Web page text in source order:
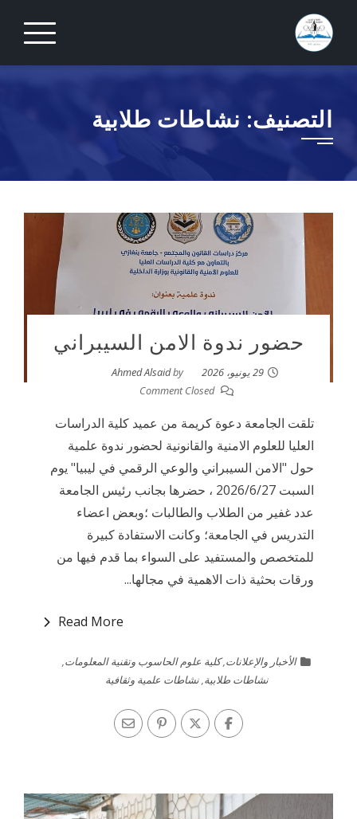
content
التصنيف: نشاطات طلابية
حضور ندوة الامن السيبراني
29 يونيو، 2026 by
Ahmed Alsaid
Comment Closed
تلقت الجامعة دعوة كريمة من عميد كلية الدراسات
العليا للعلوم الامنية والقانونية لحضور ندوة علمية
حول "الامن السيبراني والوعي الرقمي في ليبيا" يوم
السبت 2026/6/27 ، حضرها بجانب رئيس الجامعة
عدد غفير من الطلاب والطالبات ؛وبعض اعضاء
التدريس في الجامعة؛ وكانت الاستفادة كبيرة
للمتخصص والمستفيد على السواء بما قدم فيها من
ورقات بحثية ذات الاهمية في مجالها...
Read More
الأخبار والإعلانات,كلية علوم الحاسوب وتقنية المعلومات,
نشاطات طلابية,نشاطات علمية وثقافية